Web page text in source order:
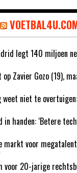
legt 140 miljoen
op Zavier Gozo (19),
weet niet te
handen: ‘Betere
markt voor
voor 20-jarige